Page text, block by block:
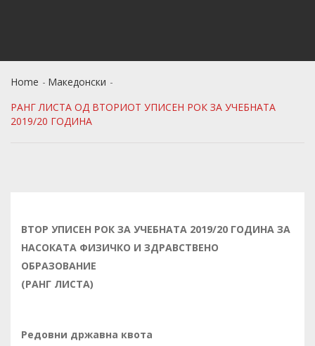
Home
Македонски
РАНГ ЛИСТА ОД ВТОРИОТ УПИСЕН РОК ЗА УЧЕБНАТА
2019/20 ГОДИНА
ВТОР УПИСЕН РОК ЗА УЧЕБНАТА 2019/20 ГОДИНА ЗА
НАСОКАТА ФИЗИЧКО И ЗДРАВСТВЕНО
ОБРАЗОВАНИЕ
(РАНГ ЛИСТА)
Редовни државна квота